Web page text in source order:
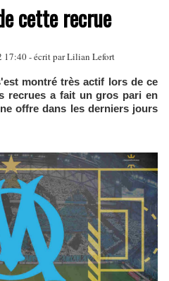
cette recrue
17:40 - écrit parLilian Lefort
montré très actif lors de ce
recrues a fait un gros pari en
offre dans les derniers jours